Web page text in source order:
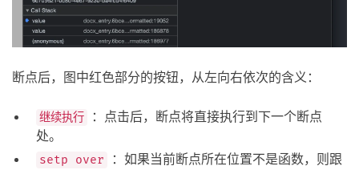
断点后，图中红色部分的按钮，从左向右依次的含义：
继续执行
：点击后，断点将直接执行到下一个断点
处。
setp over ：如果当前断点所在位置不是函数，则跟